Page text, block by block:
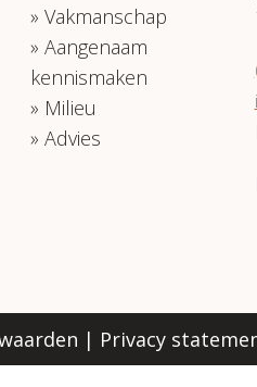
Vakmanschap
Aangenaam
kennismaken
Milieu
Advies
| Privacy